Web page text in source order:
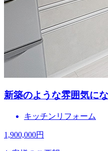
新築のような雰囲気に
キッチンリフォーム
1,900,000円